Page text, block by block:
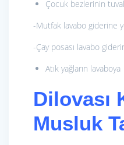
Çocuk bezlerinin
-Mutfak lavabo giderine
-Çay posası lavabo
Atık yağların lavaboya
Dilovası
Musluk